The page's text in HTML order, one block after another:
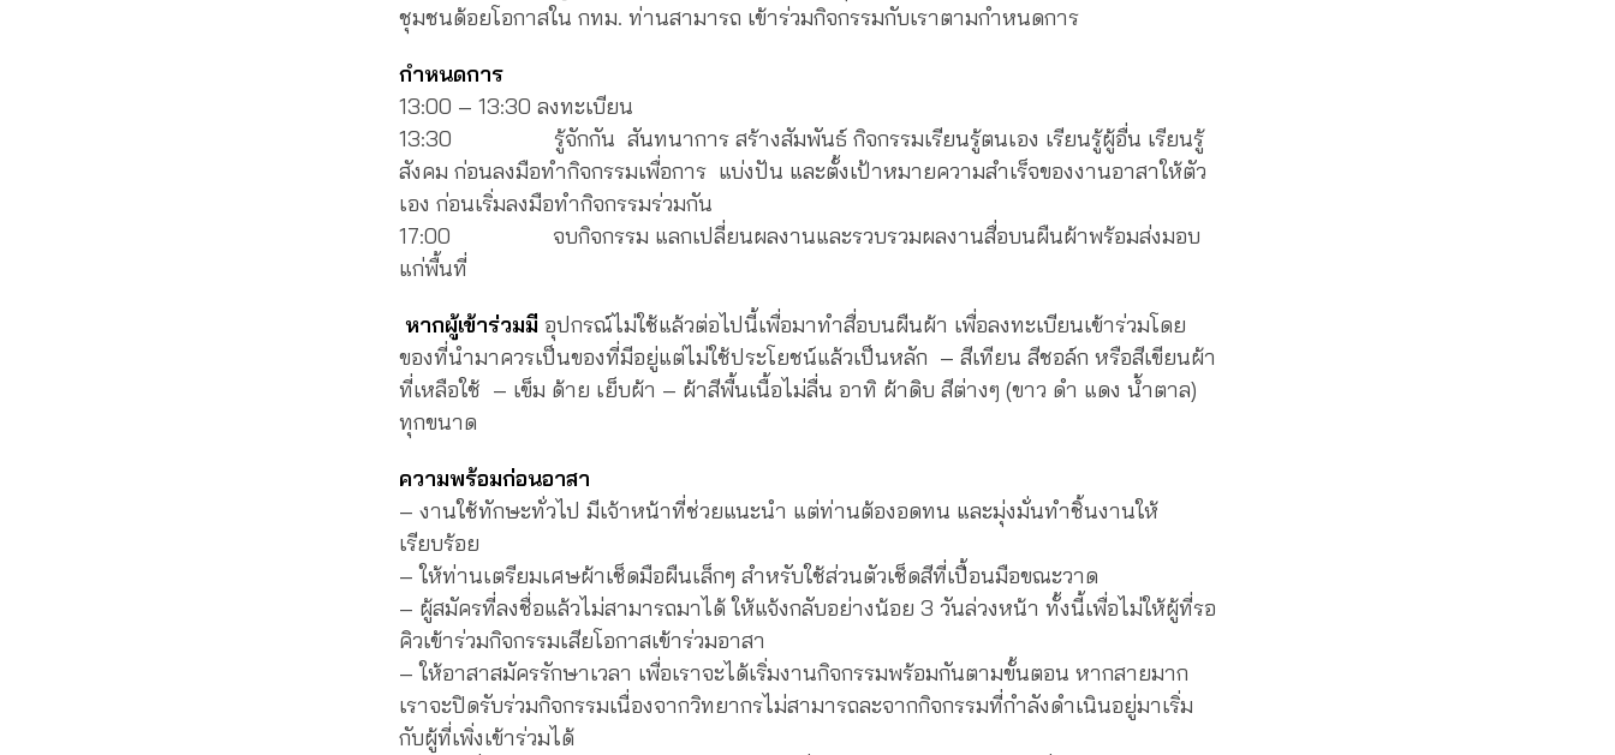
ชุมชนด้อยโอกาสใน กทม. ท่านสามารถ เข้าร่วมกิจกรรมกับเราตามกำหนดการ
กำหนดการ
13:00 – 13:30 ลงทะเบียน
13:30 รู้จักกัน สันทนาการ สร้างสัมพันธ์ กิจกรรมเรียนรู้ตนเอง เรียนรู้ผู้อื่น เรียนรู้
สังคม ก่อนลงมือทำกิจกรรมเพื่อการ แบ่งปัน และตั้งเป้าหมายความสำเร็จของงานอาสาให้ตัว
เอง ก่อนเริ่มลงมือทำกิจกรรมร่วมกัน
17:00 จบกิจกรรม แลกเปลี่ยนผลงานและรวบรวมผลงานสื่อบนผืนผ้าพร้อมส่งมอบ
แก่พื้นที่
หากผู้เข้าร่วมมี อุปกรณ์ไม่ใช้แล้วต่อไปนี้เพื่อมาทำสื่อบนผืนผ้า เพื่อลงทะเบียนเข้าร่วมโดย
ของที่นำมาควรเป็นของที่มีอยู่แต่ไม่ใช้ประโยชน์แล้วเป็นหลัก – สีเทียน สีชอล์ก หรือสีเขียนผ้า
ที่เหลือใช้ – เข็ม ด้าย เย็บผ้า – ผ้าสีพื้นเนื้อไม่ลื่น อาทิ ผ้าดิบ สีต่างๆ (ขาว ดำ แดง น้ำตาล)
ทุกขนาด
ความพร้อมก่อนอาสา
– งานใช้ทักษะทั่วไป มีเจ้าหน้าที่ช่วยแนะนำ แต่ท่านต้องอดทน และมุ่งมั่นทำชิ้นงานให้
เรียบร้อย
– ให้ท่านเตรียมเศษผ้าเช็ดมือผืนเล็กๆ สำหรับใช้ส่วนตัวเช็ดสีที่เปื้อนมือขณะวาด
– ผู้สมัครที่ลงชื่อแล้วไม่สามารถมาได้ ให้แจ้งกลับอย่างน้อย 3 วันล่วงหน้า ทั้งนี้เพื่อไม่ให้ผู้ที่รอ
คิวเข้าร่วมกิจกรรมเสียโอกาสเข้าร่วมอาสา
– ให้อาสาสมัครรักษาเวลา เพื่อเราจะได้เริ่มงานกิจกรรมพร้อมกันตามขั้นตอน หากสายมาก
เราจะปิดรับร่วมกิจกรรมเนื่องจากวิทยากรไม่สามารถละจากกิจกรรมที่กำลังดำเนินอยู่มาเริ่ม
กับผู้ที่เพิ่งเข้าร่วมได้